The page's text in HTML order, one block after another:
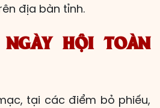
địa bàn tỉnh.
HỘI TOÀN
tại các điểm bỏ phiếu,